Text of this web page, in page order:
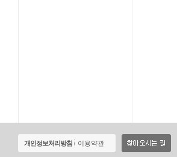
개인정보처리방침 이용약관